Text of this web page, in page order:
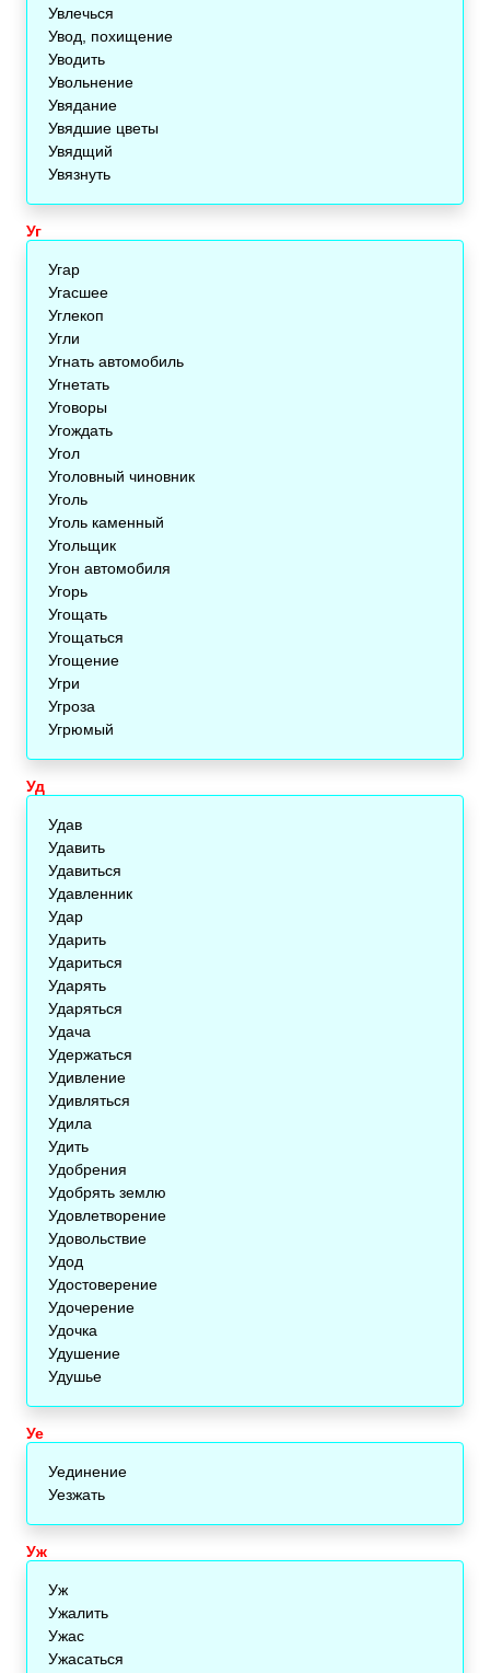
Увлечься
Увод, похищение
Уводить
Увольнение
Увядание
Увядшие цветы
Увядщий
Увязнуть
Уг
Угар
Угасшее
Углекоп
Угли
Угнать автомобиль
Угнетать
Уговоры
Угождать
Угол
Уголовный чиновник
Уголь
Уголь каменный
Угольщик
Угон автомобиля
Угорь
Угощать
Угощаться
Угощение
Угри
Угроза
Угрюмый
Уд
Удав
Удавить
Удавиться
Удавленник
Удар
Ударить
Удариться
Ударять
Ударяться
Удача
Удержаться
Удивление
Удивляться
Удила
Удить
Удобрения
Удобрять землю
Удовлетворение
Удовольствие
Удод
Удостоверение
Удочерение
Удочка
Удушение
Удушье
Уе
Уединение
Уезжать
Уж
Уж
Ужалить
Ужас
Ужасаться